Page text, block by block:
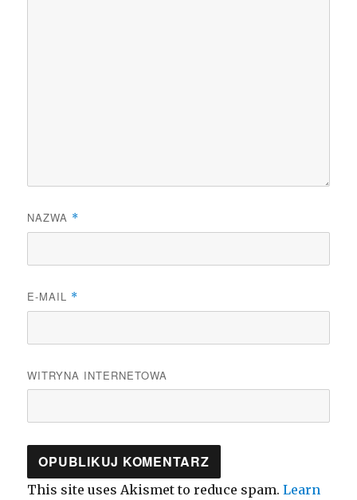
NAZWA *
E-MAIL *
WITRYNA INTERNETOWA
This site uses Akismet to reduce spam.Learn